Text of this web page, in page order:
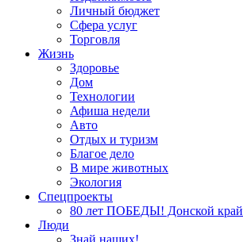
Личный бюджет
Сфера услуг
Торговля
Жизнь
Здоровье
Дом
Технологии
Афиша недели
Авто
Отдых и туризм
Благое дело
В мире животных
Экология
Спецпроекты
80 лет ПОБЕДЫ! Донской край
Люди
Знай наших!